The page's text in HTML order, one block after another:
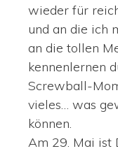
wieder für
und an die ich
an die tollen
kennenlernen
Screwball-
vieles… was
können.
Am 29. Mai ist